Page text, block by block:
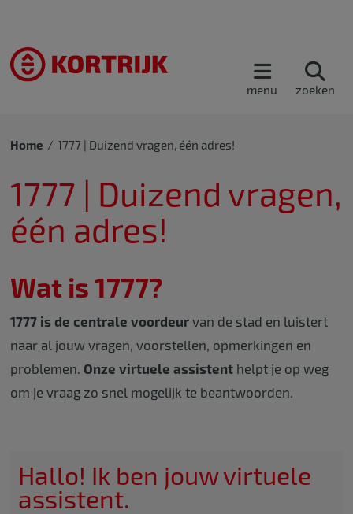
menu zoeken
Home 1777 | Duizend vragen, één adres!
1777 | Duizend vragen,
één adres!
Wat is 1777?
1777 is de centrale voordeurvan de stad en luistert
naar al jouw vragen, voorstellen, opmerkingen en
problemen. Onze virtuele assistenthelpt je op weg
om je vraag zo snel mogelijk te beantwoorden.
Hallo! Ik ben jouw virtuele
assistent.